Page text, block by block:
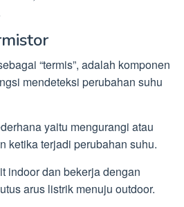
“termis”, adalah komponen
mendeteksi perubahan suhu
yaitu mengurangi atau
ketika terjadi perubahan suhu.
indoor dan bekerja dengan
arus listrik menuju outdoor.